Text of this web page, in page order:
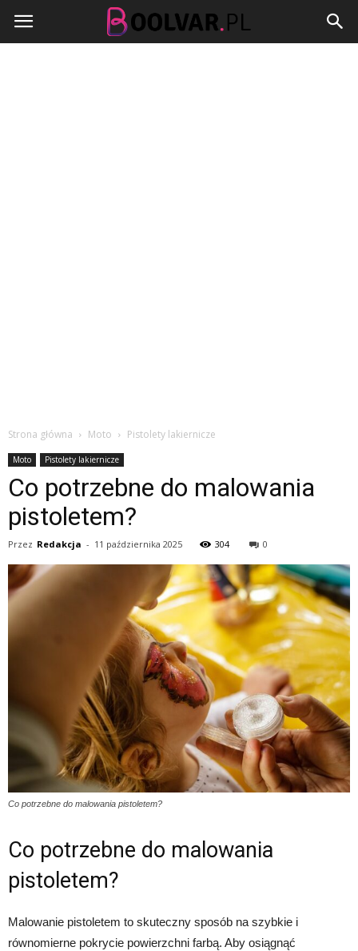
Boolvar.pl
Strona główna Moto Pistolety lakiernicze
Moto Pistolety lakiernicze
Co potrzebne do malowania
pistoletem?
Przez Redakcja - 11 października 2025 304 0
Co potrzebne do malowania pistoletem?
Co potrzebne do malowania
pistoletem?
Malowanie pistoletem to skuteczny sposób na szybkie i
równomierne pokrycie powierzchni farbą. Aby osiągnąć